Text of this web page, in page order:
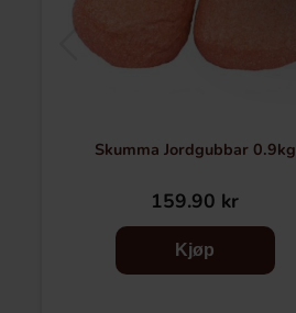
Skumma Jordgubbar 0.9kg
159.90 kr
Kjøp